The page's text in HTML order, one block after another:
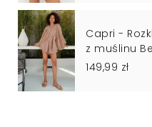
Capri -
z muślinu
149,99 zł